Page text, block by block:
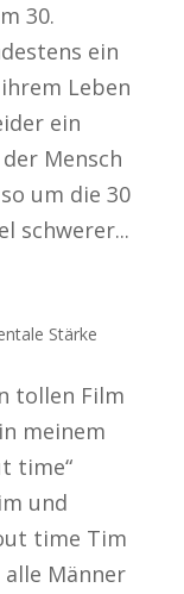
30.
ein
Leben
ein
Mensch
um die 30
schwerer...
Stärke
tollen Film
meinem
time“
und
time Tim
Männer